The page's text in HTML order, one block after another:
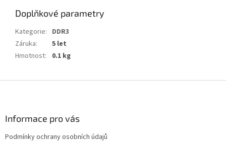
Doplňkové parametry
Kategorie: DDR3
Záruka:
5 let
Hmotnost: 0.1 kg
Informace pro vás
Podmínky ochrany osobních údajů